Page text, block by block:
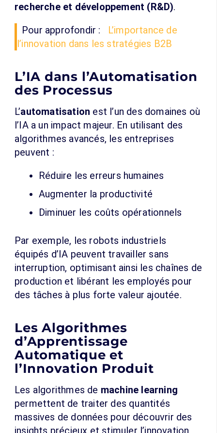
recherche et développement (R&D).
Pour approfondir :
L’importance de
l’innovation dans les stratégies B2B
L’IA dans l’Automatisation
des Processus
L’automatisation est l’un des domaines où
l’IA a un impact majeur. En utilisant des
algorithmes avancés, les entreprises
peuvent :
Réduire les erreurs humaines
Augmenter la productivité
Diminuer les coûts opérationnels
Par exemple, les robots industriels
équipés d’IA peuvent travailler sans
interruption, optimisant ainsi les chaînes de
production et libérant les employés pour
des tâches à plus forte valeur ajoutée.
Les Algorithmes
d’Apprentissage
Automatique et
l’Innovation Produit
Les algorithmes de machine learning
permettent de traiter des quantités
massives de données pour découvrir des